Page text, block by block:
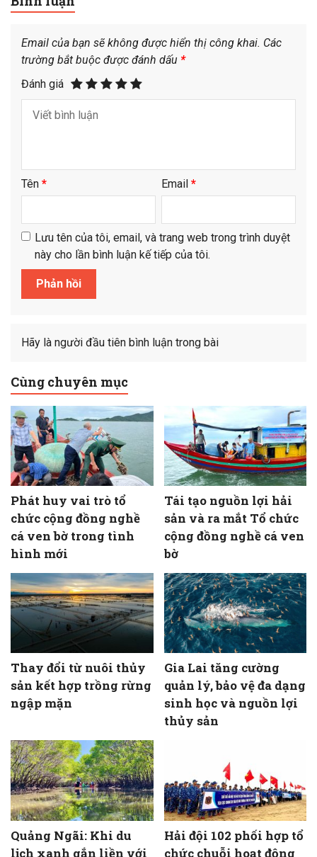
Email của bạn sẽ không được hiển thị công khai. Các
trường bắt buộc được đánh dấu *
Đánh giá
Tên * Email *
Lưu tên của tôi, email, và trang web trong trình duyệt
này cho lần bình luận kế tiếp của tôi.
Hãy là người đầu tiên bình luận trong bài
Cùng chuyên mục
Phát huy vai trò tổ
chức cộng đồng nghề
cá ven bờ trong tình
hình mới
Tái tạo nguồn lợi hải
sản và ra mắt Tổ chức
cộng đồng nghề cá ven
bờ
Thay đổi từ nuôi thủy
sản kết hợp trồng rừng
ngập mặn
Gia Lai tăng cường
quản lý, bảo vệ đa dạng
sinh học và nguồn lợi
thủy sản
Quảng Ngãi: Khi du
lịch xanh gắn liền với
Hải đội 102 phối hợp tổ
chức chuỗi hoạt động